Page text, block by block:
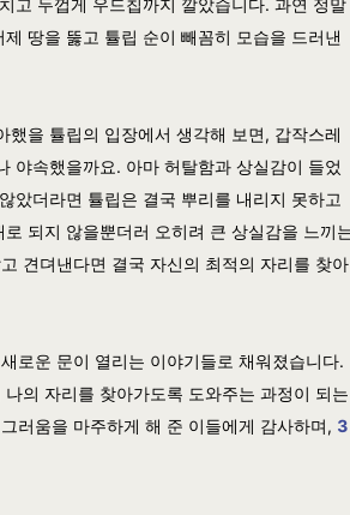
고 두껍게 우드칩까지 깔았습니다. 과연 정말
땅을 뚫고 튤립 순이 빼꼼히 모습을 드러낸
을 튤립의 입장에서 생각해 보면, 갑작스레
야속했을까요. 아마 허탈함과 상실감이 들었
았더라면 튤립은 결국 뿌리를 내리지 못하고
되지 않을뿐더러 오히려 큰 상실감을 느끼
견뎌낸다면 결국 자신의 최적의 자리를 찾아
로운 문이 열리는 이야기들로 채워졌습니다.
의 자리를 찾아가도록 도와주는 과정이 되는
러움을 마주하게 해 준 이들에게 감사하며, 3